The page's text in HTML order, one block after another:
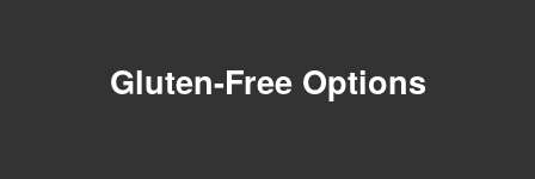
Gluten-Free Options